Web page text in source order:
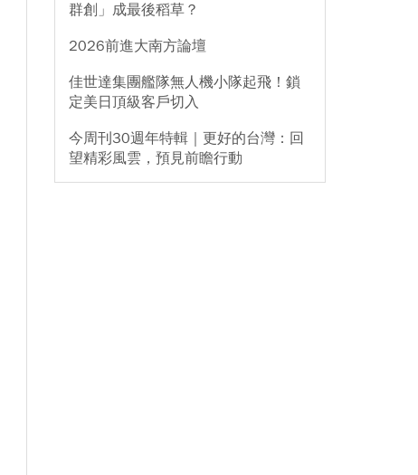
群創」成最後稻草？
2026前進大南方論壇
佳世達集團艦隊無人機小隊起飛！鎖
定美日頂級客戶切入
今周刊30週年特輯｜更好的台灣：回
望精彩風雲，預見前瞻行動